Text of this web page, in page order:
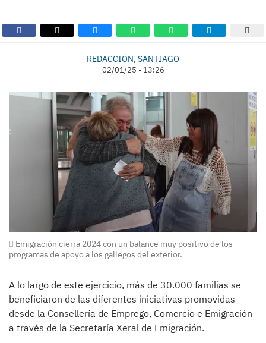
REDACCIÓN, SANTIAGO
02/01/25 - 13:26
Emigración cierra 2024 con un balance muy positivo de los
programas de apoyo a los gallegos del exterior.
A lo largo de este ejercicio, más de 30.000 familias se
beneficiaron de las diferentes iniciativas promovidas
desde la Consellería de Emprego, Comercio e Emigración
a través de la Secretaría Xeral de Emigración.